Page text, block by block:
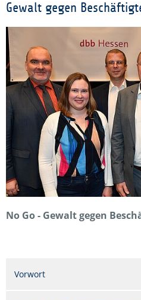
Gewalt gegen
No Go - Gewalt gegen
Vorwort